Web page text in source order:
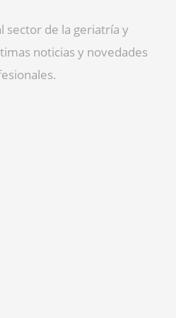
sector de la geriatría y
noticias y novedades